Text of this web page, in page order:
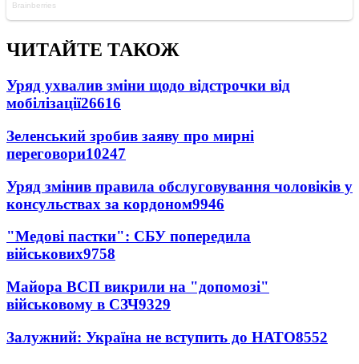
ЧИТАЙТЕ ТАКОЖ
Уряд ухвалив зміни щодо відстрочки від
мобілізації26616
Зеленський зробив заяву про мирні
переговори10247
Уряд змінив правила обслуговування чоловіків у
консульствах за кордоном9946
"Медові пастки": СБУ попередила
військових9758
Майора ВСП викрили на "допомозі"
військовому в СЗЧ9329
Залужний: Україна не вступить до НАТО8552